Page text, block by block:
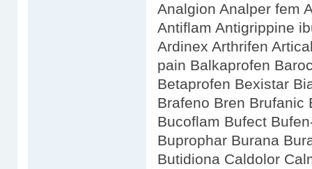
Analgion Analper fem
Antiflam Antigrippine
Ardinex Arthrifen
pain Balkaprofen
Betaprofen Bexistar
Brafeno Bren Brufanic
Bucoflam Bufect
Buprophar Burana
Butidiona Caldolor